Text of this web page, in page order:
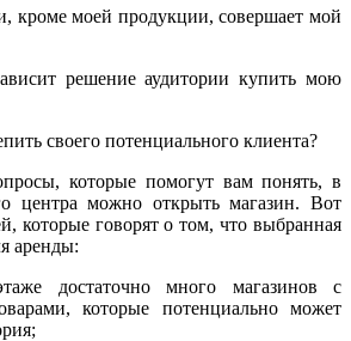
моей продукции, совершает мой
решение аудитории купить мою
своего потенциального клиента?
которые помогут вам понять, в
центра можно открыть магазин. Вот
которые говорят о том, что выбранная
аренды:
много магазинов с
которые потенциально может